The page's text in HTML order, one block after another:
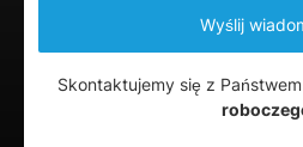
Skontaktujemy się z